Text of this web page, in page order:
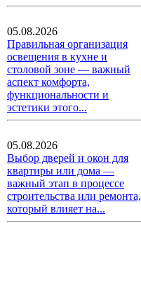
05.08.2026
Правильная организация
освещения в кухне и
столовой зоне — важный
аспект комфорта,
функциональности и
эстетики этого...
05.08.2026
Выбор дверей и окон для
квартиры или дома —
важный этап в процессе
строительства или ремонта,
который влияет на...